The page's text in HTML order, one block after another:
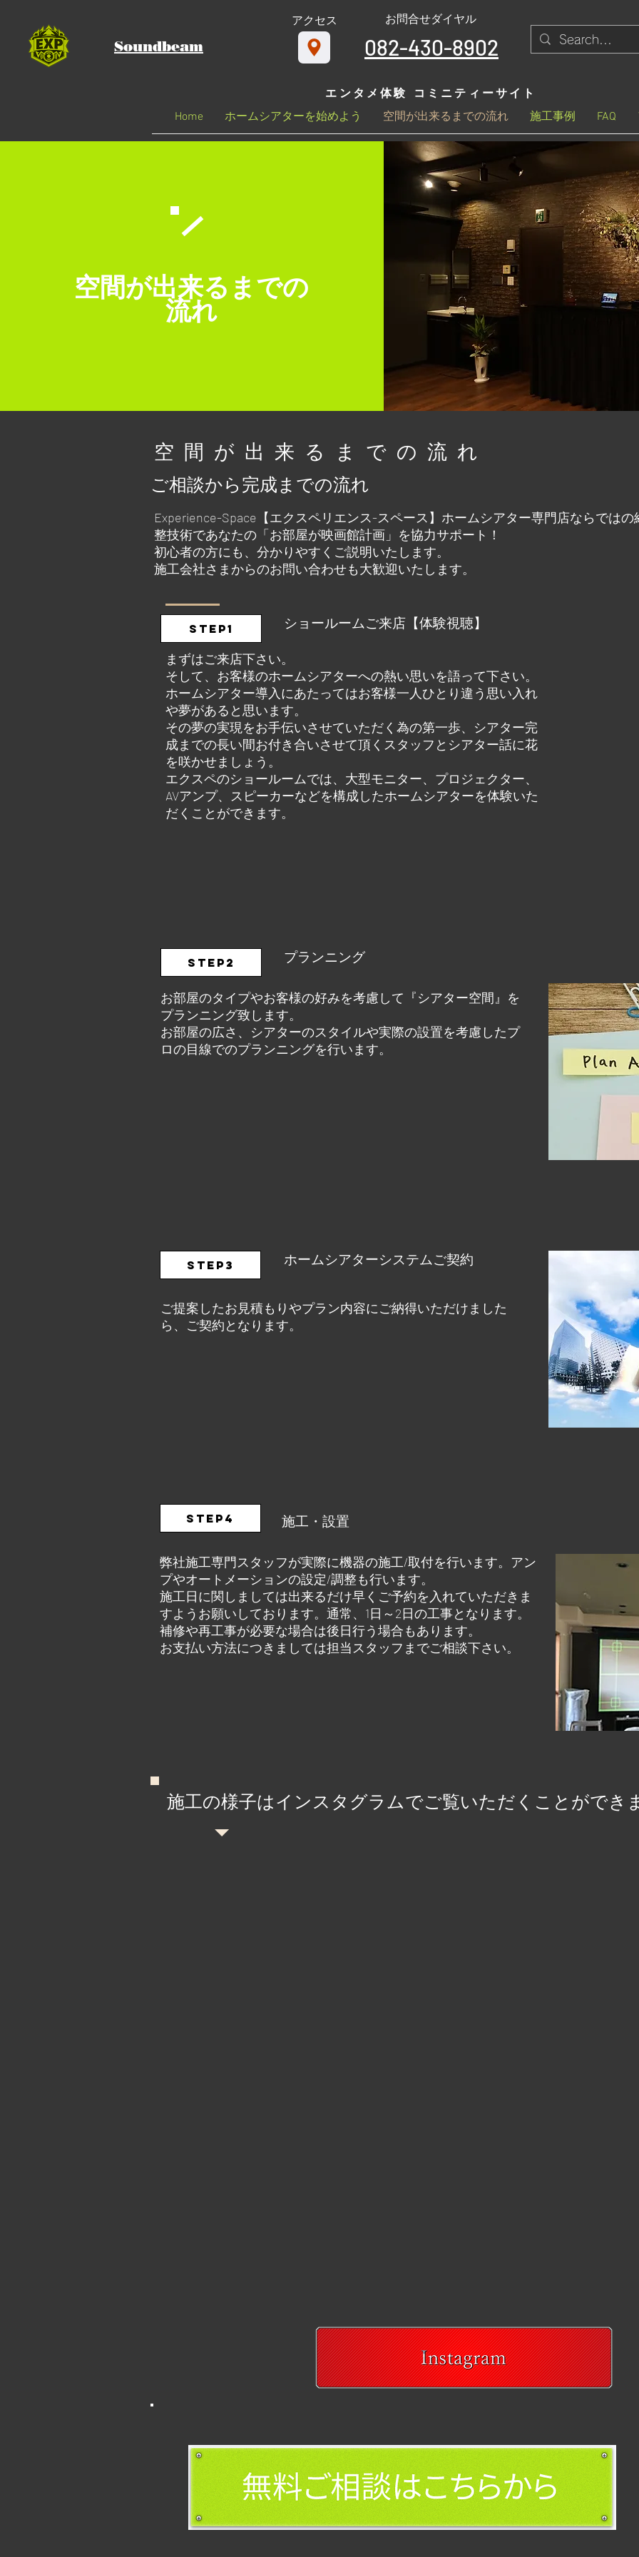
Soundbeam
​アクセス お問合せダイヤル
082-430-8902
エンタメ体験 コミニティーサイト
Home ホームシアターを始めよう 空間が出来るまでの流れ 施工事例 FAQ
空間が出来るまでの
​流れ
​空間が出来るまでの流れ
ご相談から完成までの流れ
Experience-Space【エクスペリエンス-スペース】ホームシアター専門店ならでは
整技術であなたの「お部屋が映画館計画」を協力サポート！
初心者の方にも、分かりやすくご説明いたします。
施工会社さまからのお問い合わせも大歓迎いたします。
STEP1 ショールームご来店【体験視聴】
まずはご来店下さい。
そして、お客様のホームシアターへの熱い思いを語って下さい。
ホームシアター導入にあたってはお客様一人ひとり違う思い入れ
や夢があると思います。
その夢の実現をお手伝いさせていただく為の第一歩、シアター完
成までの長い間お付き合いさせて頂くスタッフとシアター話に花
を咲かせましょう。
エクスペのショールームでは、大型モニター、プロジェクター、
AVアンプ、スピーカーなどを構成したホームシアターを体験いた
だくことができます。
STEP2 ​プランニング
お部屋のタイプやお客様の好みを考慮して『シアター空間』を
プランニング致します。
お部屋の広さ、シアターのスタイルや実際の設置を考慮したプ
ロの目線でのプランニングを行います。
STEP3 ホームシアターシステムご契約
ご提案したお見積もりやプラン内容にご納得いただけました
ら、ご契約となります。
STEP4 施工・設置
弊社施工専門スタッフが実際に機器の施工/取付を行います。アン
プやオートメーションの設定/調整も行います。
施工日に関しましては出来るだけ早くご予約を入れていただきま
すようお願いしております。通常、1日～2日の工事となります。
補修や再工事が必要な場合は後日行う場合もあります。
お支払い方法につきましては担当スタッフまでご相談下さい。
施工の様子はインスタグラムでご覧いただくことができ